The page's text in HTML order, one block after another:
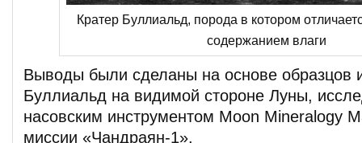
Кратер Буллиальд, порода в котором
содержанием влаги
Выводы были сделаны на основе образцов
Буллиальд на видимой стороне Луны,
насовским инструментом Moon Mineralogy
миссии «Чандраян-1».